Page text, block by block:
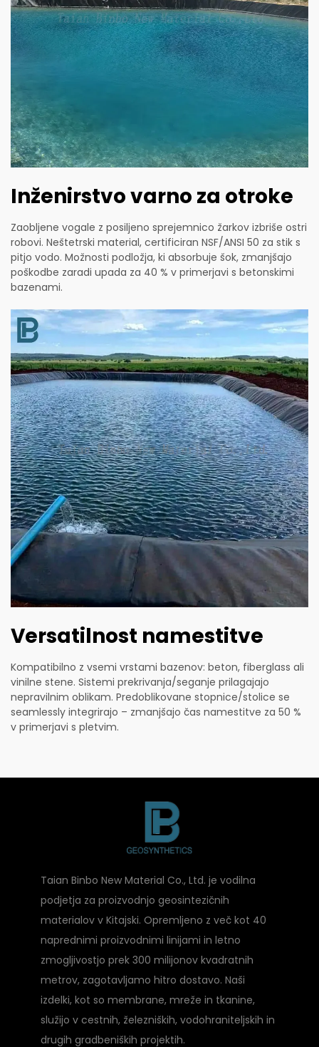
Inženirstvo varno za otroke
Zaobljene vogale z posiljeno sprejemnico žarkov izbriše ostri
robovi. Neštetrski material, certificiran NSF/ANSI 50 za stik s
pitjo vodo. Možnosti podložja, ki absorbuje šok, zmanjšajo
poškodbe zaradi upada za 40 % v primerjavi s betonskimi
bazenami.
Versatilnost namestitve
Kompatibilno z vsemi vrstami bazenov: beton, fiberglass ali
vinilne stene. Sistemi prekrivanja/seganje prilagajajo
nepravilnim oblikam. Predoblikovane stopnice/stolice se
seamlessly integrirajo – zmanjšajo čas namestitve za 50 %
v primerjavi s pletvim.
Taian Binbo New Material Co., Ltd. je vodilna
podjetja za proizvodnjo geosintezičnih
materialov v Kitajski. Opremljeno z več kot 40
naprednimi proizvodnimi linijami in letno
zmogljivostjo prek 300 milijonov kvadratnih
metrov, zagotavljamo hitro dostavo. Naši
izdelki, kot so membrane, mreže in tkanine,
služijo v cestnih, železniških, vodohraniteljskih in
drugih gradbeniških projektih.